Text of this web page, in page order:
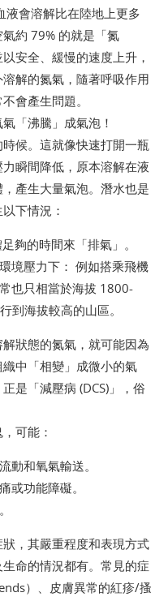
液會溶解比在陸地上更多
約 79% 的就是「氮
安全、緩慢的速度上升，
解的氮氣，隨著呼吸作用
會產生問題。
「沸騰」成氣泡！
候。這就像快速打開一瓶
瞬間降低，原本溶解在液
產生大量氣泡。潛水也是
下情況：
夠的時間來「排氣」。
境壓力下： 例如搭乘飛機
也只相當於海拔 1800-
到海拔較高的山區。
狀態的氮氣，就可能因為
中「相變」成微小的氣
是「減壓病 (DCS)」，俗
可能：
動和氧氣輸送。
或功能障礙。
，其嚴重程度和表現方式
命的情況都有。常見的症
）、皮膚異常的紅疹/搔